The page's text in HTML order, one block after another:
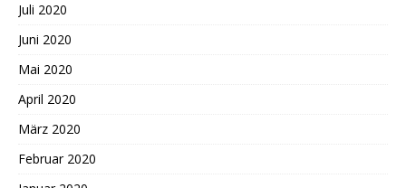
Juli 2020
Juni 2020
Mai 2020
April 2020
März 2020
Februar 2020